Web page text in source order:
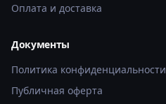
Оплата и доставка
Документы
Политика конфиденциальности
Публичная оферта